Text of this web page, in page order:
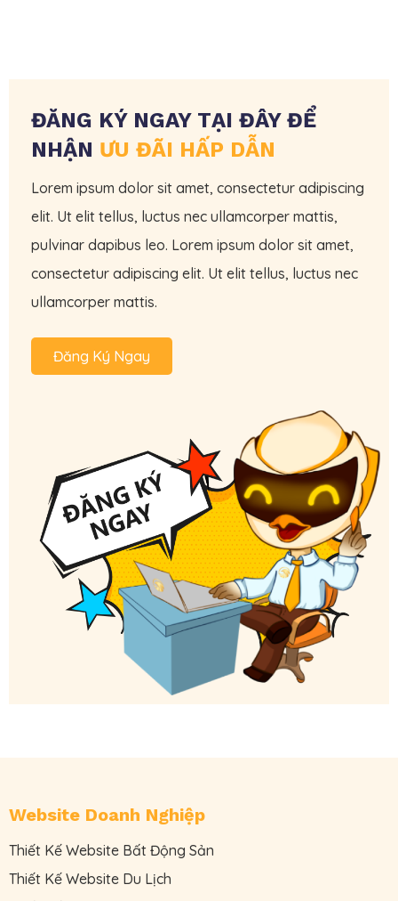
ĐĂNG KÝ NGAY TẠI ĐÂY ĐỂ
NHẬN ƯU ĐÃI HẤP DẪN
Lorem ipsum dolor sit amet, consectetur adipiscing
elit. Ut elit tellus, luctus nec ullamcorper mattis,
pulvinar dapibus leo. Lorem ipsum dolor sit amet,
consectetur adipiscing elit. Ut elit tellus, luctus nec
ullamcorper mattis.
Đăng Ký Ngay
Website Doanh Nghiệp
Thiết Kế Website Bất Động Sản
Thiết Kế Website Du Lịch